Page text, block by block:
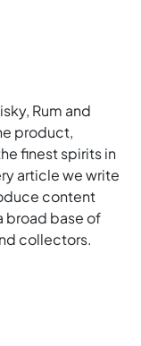
Rum and
product,
finest spirits in
article we write
content
broad base of
collectors.